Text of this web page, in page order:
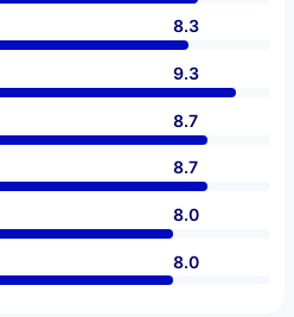
8.3
9.3
8.7
8.7
8.0
8.0